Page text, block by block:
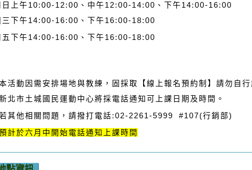
日上午10:00-12:00、中午12:00-14:00、下午14:00-16:00
三下午14:00-16:00、下午16:00-18:00
五下午14:00-16:00、下午16:00-18:00
活動因需安排場地與教練，固採取【線上報名預約制】請勿自行
北市土城國民運動中心將採電話通知可上課日期及時間。
其他相關問題，請撥打電話:02-2261-5999 #107(行銷部)
計於六月中開始電話通知上課時間